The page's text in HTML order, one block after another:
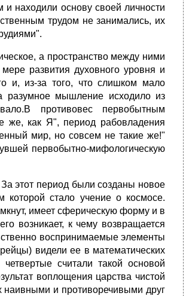
находили основу своей личности
трудом не занимались, их
а пространство между ними
развития духовного уровня и
и, из-за того, что слишком мало
разумное мышление исходило из
противовес первобытным
же, как Я", период рабовладения
мир, но совсем не такие же!"
первобытно-мифологическую
этот период были созданы новое
которой стало учение о космосе.
имеет сферическую форму и в
возникает, к чему возвращается
воспринимаемые элементы
видели ее в математических
считали такой основой
воплощения царства чистой
и противоречивыми друг